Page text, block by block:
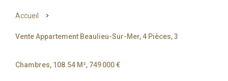
Accueil
Vente Appartement Beaulieu-Sur-Mer, 4 Pièces, 3
Chambres, 108.54 M², 749 000 €